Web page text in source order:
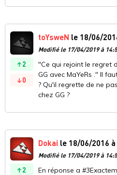
2
0
toYsweN le 18/06/
Modifié le 17/04/2019 à
"Ce qui rejoint le regret
GG avec MaYeRs ." Il
? Qu'il regrette de ne
chez GG ?
2
Dokai le 18/06/2016 à
Modifié le 17/04/2019 à
En réponse a